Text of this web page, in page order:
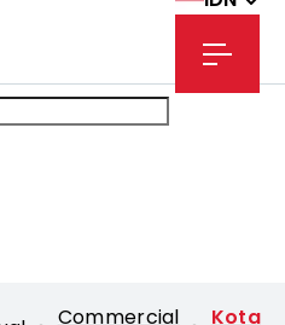
Commercial Kota